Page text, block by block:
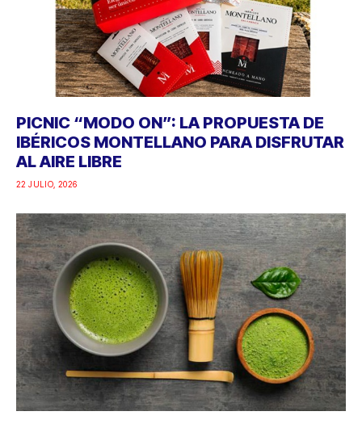
PICNIC “MODO ON”: LA PROPUESTA DE
IBÉRICOS MONTELLANO PARA DISFRUTAR
AL AIRE LIBRE
22 JULIO, 2026